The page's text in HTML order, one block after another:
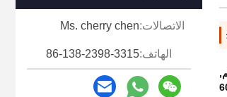
,
الاتصالات:Ms. cherry chen
الهاتف:86-138-2398-3315